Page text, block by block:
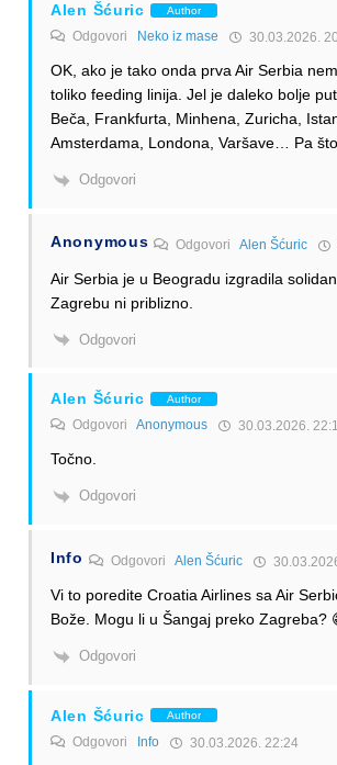
Alen Šćuric Author
Odgovori Neko iz mase 30.03.2026.
OK, ako je tako onda prva Air Serbia
toliko feeding linija. Jel je daleko bolje
Beča, Frankfurta, Minhena, Zuricha,
Amsterdama, Londona, Varšave… Pa
Odgovori
Anonymous OdgovoriAlen Šćuric
Air Serbia je u Beogradu izgradila
Zagrebu ni priblizno.
Odgovori
Alen Šćuric Author
Odgovori Anonymous 30.03.2026.
Točno.
Odgovori
Info Odgovori Alen Šćuric
Vi to poredite Croatia Airlines sa Air
Bože. Mogu li u Šangaj preko Zagreba?
Odgovori
Alen Šćuric Author
Odgovori Info 30.03.2026. 22:24